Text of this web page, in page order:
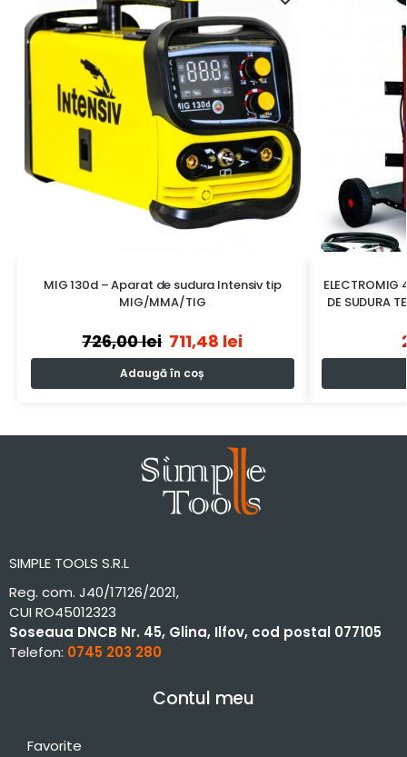
MIG 130d – Aparat de sudura Intensiv tip
MIG/MMA/TIG
726,00lei 711,48 lei
Adaugă în coș
ELECTROMIG
DE SUDURA
SIMPLE TOOLS S.R.L
Reg. com. J40/17126/2021,
CUI RO45012323
Soseaua DNCB Nr. 45, Glina, Ilfov, cod postal 077105
Telefon: 0745 203 280
Contul meu
Favorite